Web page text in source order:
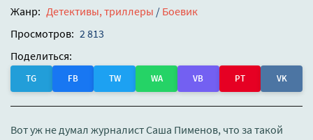
Жанр: Детективы, триллеры / Боевик
Просмотров: 2 813
Поделиться:
TG FB TW WA VB PT VK
Вот уж не думал журналист Саша Пименов, что за такой